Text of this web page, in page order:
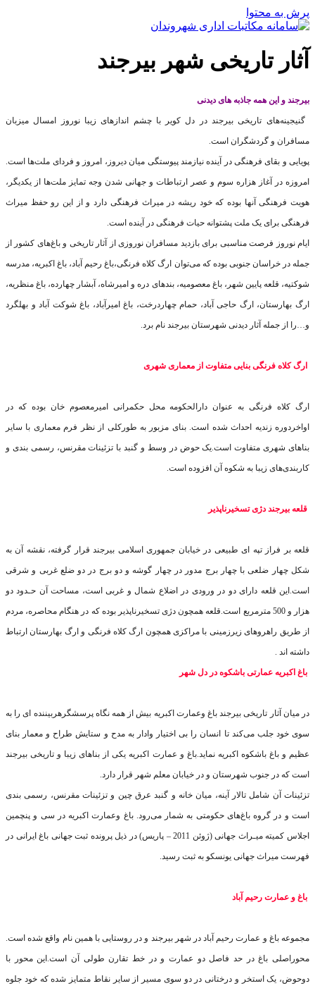
پرش به محتوا
آثار تاریخی شهر بیرجند
بیرجند و این همه جاذبه های دیدنی
گنیجینه‌های تاریخی بیرجند در دل کویر با چشم اندازهای زیبا نوروز امسال میزبان
مسافران و گردشگران است.
پویایی و بقای فرهنگی در آینده نیازمند پیوستگی میان دیروز، امروز و فردای ملت‌ها است.
امروزه در آغاز هزاره سوم و عصر ارتباطات و جهانی شدن وجه تمایز ملت‌ها از یکدیگر،
هویت فرهنگی آنها بوده که خود ریشه در میراث فرهنگی دارد و از این رو حفظ میراث
فرهنگی برای یک ملت پشتوانه حیات فرهنگی در آینده است.
ایام نوروز فرصت مناسبی برای بازدید مسافران نوروزی از آثار تاریخی و باغ‌‌های کشور از
جمله در خراسان جنوبی بوده که می‌توان ارگ کلاه فرنگی،باغ رحیم آباد، باغ اکبریه، مدرسه
شوکتیه، قلعه پایین شهر، باغ معصومیه، بندهای دره و امیرشاه، آبشار چهارده، باغ منظریه،
ارگ بهارستان، ارگ حاجی آباد، حمام چهاردرخت، باغ امیرآباد، باغ شوکت آباد و بهلگرد
و…را از جمله آثار دیدنی شهرستان بیرجند نام برد.
ارگ کلاه فرنگی بنایی متفاوت از معماری شهری
ارگ کلاه فرنگی به عنوان دارالحکومه محل حکمرانی امیرمعصوم خان بوده که در
اواخردوره زندیه احداث شده است. بنای مزبور به طورکلی از نظر فرم معماری با سایر
بناهای شهری متفاوت است.یک حوض در وسط و گنبد با تزئینات مقرنس، رسمی بندی و
کاربندی‌های زیبا به شکوه آن افزوده است.
قلعه بیرجند دژی تسخیرناپذیر
قلعه بر فراز تپه ای طبیعی در خیابان جمهوری اسلامی بیرجند قرار گرفته، نقشه آن به
شکل چهار ضلعی با چهار برج مدور در چهار گوشه و دو برج در دو ضلع غربی و شرقی
است.این قلعه دارای دو در ورودی در اضلاع شمال و غربی است، مساحت آن حـدود دو
هزار و 500 مترمربع است.قلعه همچون دژی تسخیرناپذیر بوده که در هنگام محاصره، مردم
از طریق راهروهای زیرزمینی با مراکزی همچون ارگ کلاه فرنگی و ارگ بهارستان ارتباط
داشته‌ اند .
باغ اکبریه عمارتی باشکوه در دل شهر
در میان آثار تاریخی بیرجند باغ وعمارت اکبریه بیش از همه نگاه پرسشگرهربیننده ای را به
سوی خود جلب می‌کند تا انسان را بی اختیار وادار به مدح و ستایش طراح و معمار بنای
عظیم و باغ باشکوه اکبریه نماید.باغ و عمارت اکبریه یکی از بناهای زیبا و تاریخی بیرجند
است که در جنوب شهرستان و در خیابان معلم شهر قرار دارد.
تزئینات آن شامل تالار آینه، میان خانه و گنبد عرق چین و تزئینات مقرنس، رسمی بندی
است و در گروه باغ‌های حکومتی به شمار می‌رود. باغ وعمارت اکبریه در سی و پنچمین
اجلاس کمیته میـراث جهانی (ژوئن 2011 – پاریس) در ذیل پرونده ثبت جهانی باغ ایرانی در
فهرست میراث جهانی یونسکو به ثبت رسید.
باغ و عمارت رحیم آباد
مجموعه باغ و عمارت رحیم آباد در شهر بیرجند و در روستایی با همین نام واقع شده است.
محوراصلی باغ در حد فاصل دو عمارت و در خط تقارن طولی آن است.این محور با
دوحوض، یک استخر و درختانی در دو سوی مسیر از سایر نقاط متمایز شده که خود جلوه